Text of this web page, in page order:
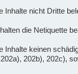
nicht Dritte
die Netiquette
Inhalte keinen
202b), 202c),